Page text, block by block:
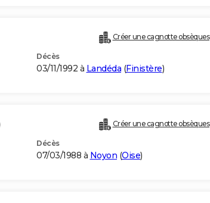
Créer une cagnotte obsèques
Décès
03/11/1992 à Landéda (Finistère)
Créer une cagnotte obsèques
Décès
07/03/1988 à Noyon (Oise)